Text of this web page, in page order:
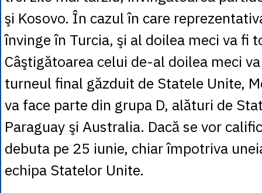
şi Kosovo. În cazul în care
învinge în Turcia, şi al doilea meci va fi
Câştigătoarea celui de-al doilea meci
turneul final găzduit de Statele Unite,
va face parte din grupa D, alături de
Paraguay şi Australia. Dacă se vor
debuta pe 25 iunie, chiar împotriva
echipa Statelor Unite.